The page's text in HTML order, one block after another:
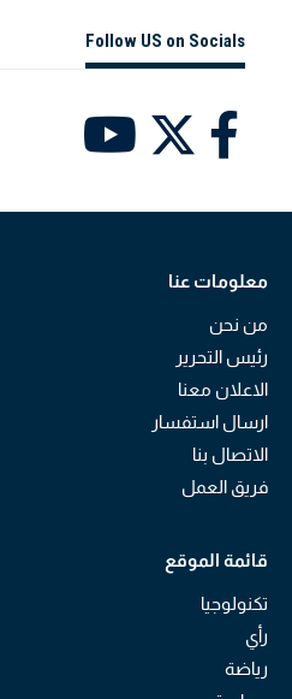
Follow US on Socials
معلومات عنا
من نحن
رئيس التحرير
الاعلان معنا
ارسال استفسار
الاتصال بنا
فريق العمل
قائمة الموقع
تكنولوجيا
رأي
رياضة